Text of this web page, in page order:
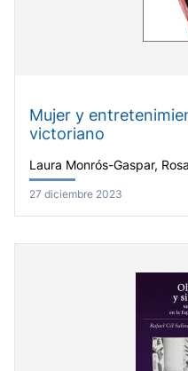
Mujer y
victoriano
Laura Monrós-Gaspar,
27 diciembre 2023